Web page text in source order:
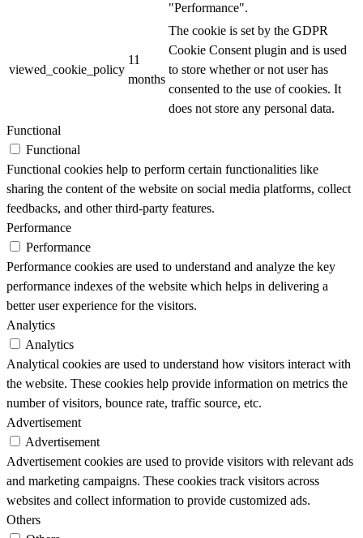
"Performance".
viewed_cookie_policy
11
months
The cookie is set by the GDPR
Cookie Consent plugin and is used
to store whether or not user has
consented to the use of cookies. It
does not store any personal data.
Functional
Functional
Functional cookies help to perform certain functionalities like
sharing the content of the website on social media platforms, collect
feedbacks, and other third-party features.
Performance
Performance
Performance cookies are used to understand and analyze the key
performance indexes of the website which helps in delivering a
better user experience for the visitors.
Analytics
Analytics
Analytical cookies are used to understand how visitors interact with
the website. These cookies help provide information on metrics the
number of visitors, bounce rate, traffic source, etc.
Advertisement
Advertisement
Advertisement cookies are used to provide visitors with relevant ads
and marketing campaigns. These cookies track visitors across
websites and collect information to provide customized ads.
Others